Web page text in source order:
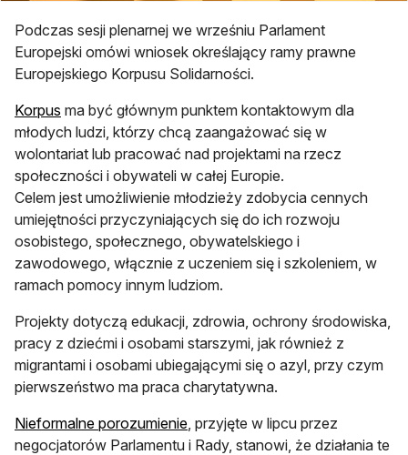
Podczas sesji plenarnej we wrześniu Parlament
Europejski omówi wniosek określający ramy prawne
Europejskiego Korpusu Solidarności.
Korpus ma być głównym punktem kontaktowym dla
młodych ludzi, którzy chcą zaangażować się w
wolontariat lub pracować nad projektami na rzecz
społeczności i obywateli w całej Europie.
Celem jest umożliwienie młodzieży zdobycia cennych
umiejętności przyczyniających się do ich rozwoju
osobistego, społecznego, obywatelskiego i
zawodowego, włącznie z uczeniem się i szkoleniem, w
ramach pomocy innym ludziom.
Projekty dotyczą edukacji, zdrowia, ochrony środowiska,
pracy z dziećmi i osobami starszymi, jak również z
migrantami i osobami ubiegającymi się o azyl, przy czym
pierwszeństwo ma praca charytatywna.
Nieformalne porozumienie , przyjęte w lipcu przez
negocjatorów Parlamentu i Rady, stanowi, że działania te